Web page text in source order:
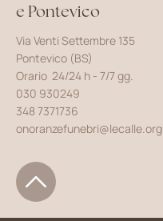
e Pontevico
Via Venti Settembre 135
Pontevico (BS)
Orario 24/24 h - 7/7 gg.
030 930249
348 7371736
onoranzefunebri@lecalle.org